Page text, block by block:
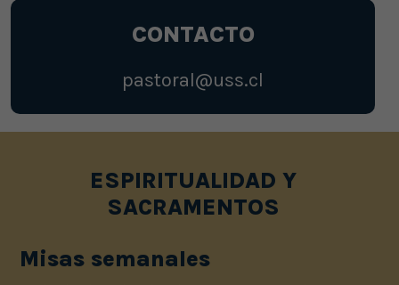
CONTACTO
pastoral@uss.cl
ESPIRITUALIDAD Y
SACRAMENTOS
Misas semanales